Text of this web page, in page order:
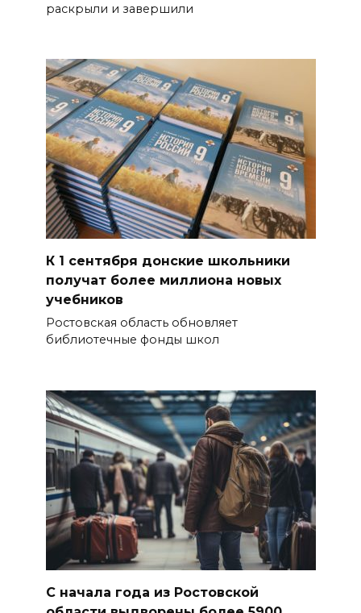
раскрыли и завершили
К 1 сентября донские школьники
получат более миллиона новых
учебников
Ростовская область обновляет
библиотечные фонды школ
С начала года из Ростовской